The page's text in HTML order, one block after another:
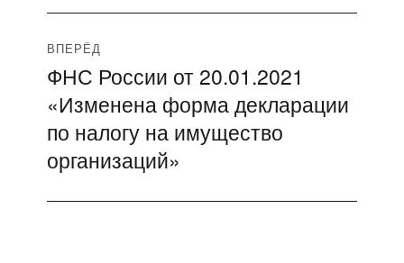
ВПЕРЁД
Следующая
запись:
ФНС России от 20.01.2021
«Изменена форма декларации
по налогу на имущество
организаций»